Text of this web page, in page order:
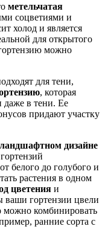
метельчатая
соцветиями и
холод и является
для открытого
можно
для тени,
, которая
даже в тени. Ее
придают участку
ландшафтном дизайне
белого до голубого и
растения в одном
цветения и
ваши гортензии цвели
можно комбинировать
ранние сорта с